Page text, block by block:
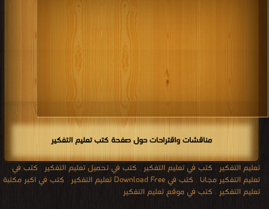
مناقشات واقتراحات حول صفحة كتب تعليم التفكير
تعليم التفكير , كتب في تعليم التفكير , كتب في تحميل تعليم التفكير , كتب في
تعليم التفكير مجانا , كتب في Download Free تعليم التفكير , كتب في اكبر مكتبة
تعليم التفكير , كتب في موقع تعليم التفكير